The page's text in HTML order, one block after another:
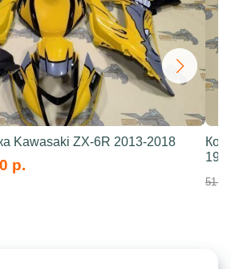
Kawasaki ZX-6R 2013-2018
р.
51